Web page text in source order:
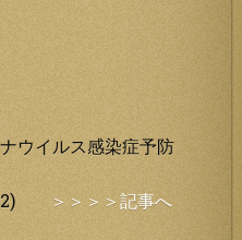
ウイルス感染症予防
＞＞＞＞記事へ